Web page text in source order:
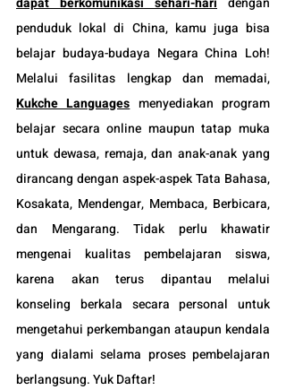
penduduk lokal di China, kamu juga bisa
belajar budaya-budaya Negara China Loh!
Kukche Languages menyediakan program
belajar secara online maupun tatap muka
untuk dewasa, remaja, dan anak-anak yang
dirancang dengan aspek-aspek Tata Bahasa,
Kosakata, Mendengar, Membaca, Berbicara,
dan Mengarang. Tidak perlu khawatir
mengenai kualitas pembelajaran siswa,
karena akan terus dipantau melalui
konseling berkala secara personal untuk
mengetahui perkembangan ataupun kendala
yang dialami selama proses pembelajaran
berlangsung. Yuk Daftar!